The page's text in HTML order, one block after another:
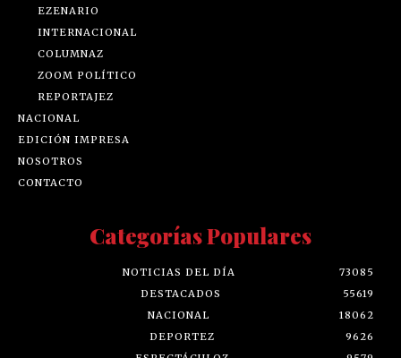
EZENARIO
INTERNACIONAL
COLUMNAZ
ZOOM POLÍTICO
REPORTAJEZ
NACIONAL
EDICIÓN IMPRESA
NOSOTROS
CONTACTO
Categorías Populares
NOTICIAS DEL DÍA
73085
DESTACADOS
55619
NACIONAL
18062
DEPORTEZ
9626